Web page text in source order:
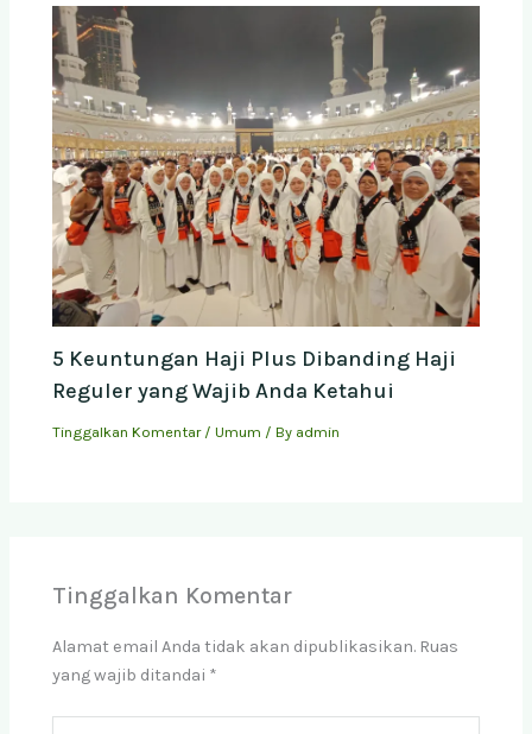
5 Keuntungan Haji Plus Dibanding Haji
Reguler yang Wajib Anda Ketahui
Tinggalkan Komentar /Umum / By admin
Tinggalkan Komentar
Alamat email Anda tidak akan dipublikasikan. Ruas
yang wajib ditandai *